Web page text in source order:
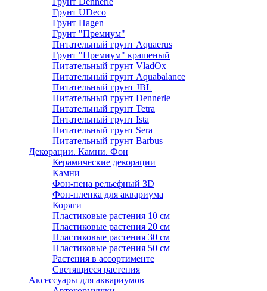
Грунт UDeco
Грунт Hagen
Грунт "Премиум"
Питательный грунт Aquaerus
Грунт "Премиум" крашеный
Питательный грунт VladOx
Питательный грунт Aquabalance
Питательный грунт JBL
Питательный грунт Dennerle
Питательный грунт Tetra
Питательный грунт Ista
Питательный грунт Sera
Питательный грунт Barbus
Декорации. Камни. Фон
Керамические декорации
Камни
Фон-пена рельефный 3D
Фон-пленка для аквариума
Коряги
Пластиковые растения 10 см
Пластиковые растения 20 см
Пластиковые растения 30 см
Пластиковые растения 50 см
Растения в ассортименте
Светящиеся растения
Аксессуары для аквариумов